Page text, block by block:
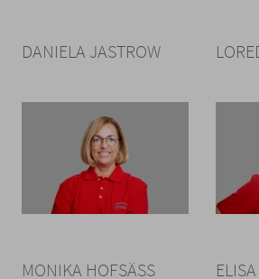
zum
DANIELA JASTROW
zum
MONIKA HOFSÄSS